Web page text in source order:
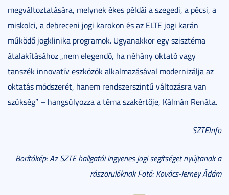
megváltoztatására, melynek ékes példái a szegedi, a pécsi, a
miskolci, a debreceni jogi karokon és az ELTE jogi karán
működő jogklinika programok. Ugyanakkor egy szisztéma
átalakításához „nem elegendő, ha néhány oktató vagy
tanszék innovatív eszközök alkalmazásával modernizálja az
oktatás módszerét, hanem rendszerszintű változásra van
szükség” – hangsúlyozza a téma szakértője, Kálmán Renáta.
SZTEInfo
Borítókép: Az SZTE hallgatói ingyenes jogi segítséget nyújtanak a
rászorulóknak Fotó: Kovács-Jerney Ádám